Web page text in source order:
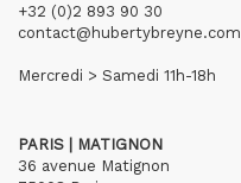
+32 (0)2 893 90 30
contact@hubertybreyne.com
Mercredi > Samedi 11h-18h
PARIS | MATIGNON
36 avenue Matignon